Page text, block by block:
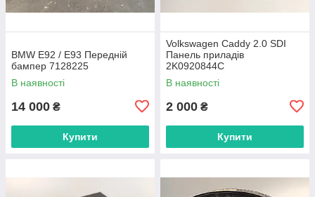
BMW E92 / E93 Передній
бампер 7128225
В наявності
14 000 ₴
Купити
Volkswagen Caddy 2.0 SDI
Панель приладів
2K0920844C
В наявності
2 000 ₴
Купити